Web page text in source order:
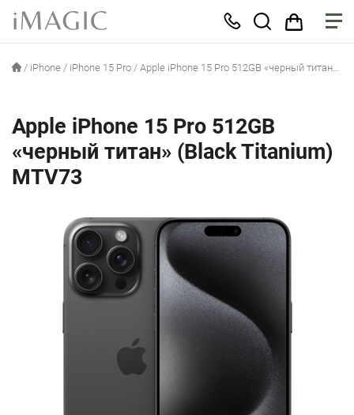
/ iPhone / iPhone 15 Pro / Apple iPhone 15 Pro 512GB «черный титан» (Black Titanium) MTV73
Apple iPhone 15 Pro 512GB
«черный титан» (Black Titanium)
MTV73